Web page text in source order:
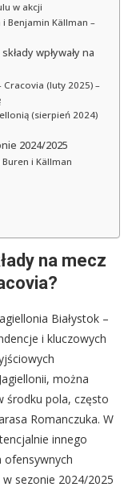
w akcji
Benjamin Källman –
wpływały na
(luty 2025) –
(sierpień 2024)
2024/2025
i Källman
na mecz
Białystok –
i kluczowych
można
środku pola, często
Romanczuka. W
innego
ofensywnych
sezonie 2024/2025